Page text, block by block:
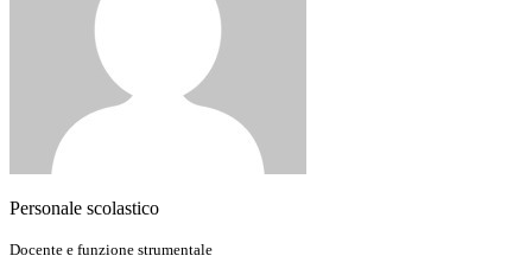
Personale scolastico
Docente e funzione strumentale